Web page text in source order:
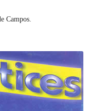
Campos.